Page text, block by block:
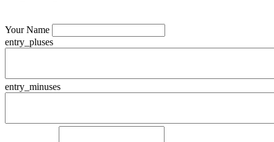
Your Name
entry_pluses
entry_minuses